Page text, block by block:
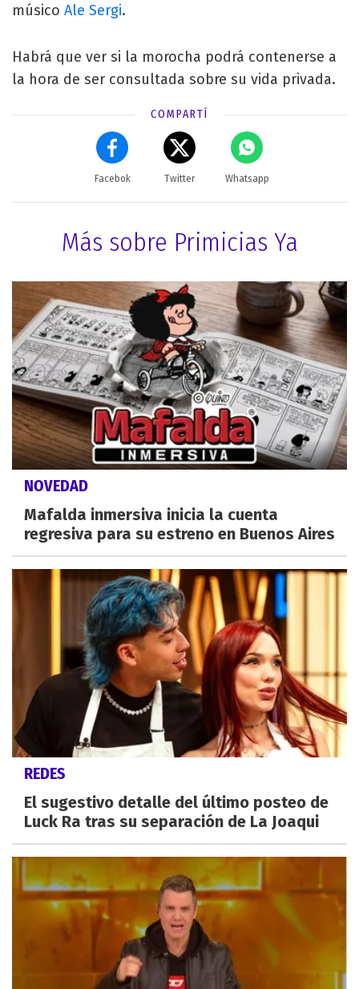
músico Ale Sergi.
Habrá que ver si la morocha podrá contenerse a
la hora de ser consultada sobre su vida privada.
COMPARTÍ
Facebok Twitter Whatsapp
Más sobre Primicias Ya
NOVEDAD
Mafalda inmersiva inicia la cuenta
regresiva para su estreno en Buenos Aires
REDES
El sugestivo detalle del último posteo de
Luck Ra tras su separación de La Joaqui